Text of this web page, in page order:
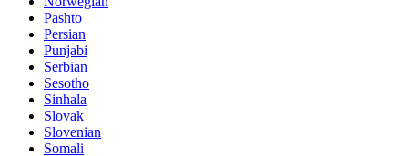
Pashto
Persian
Punjabi
Serbian
Sesotho
Sinhala
Slovak
Slovenian
Somali